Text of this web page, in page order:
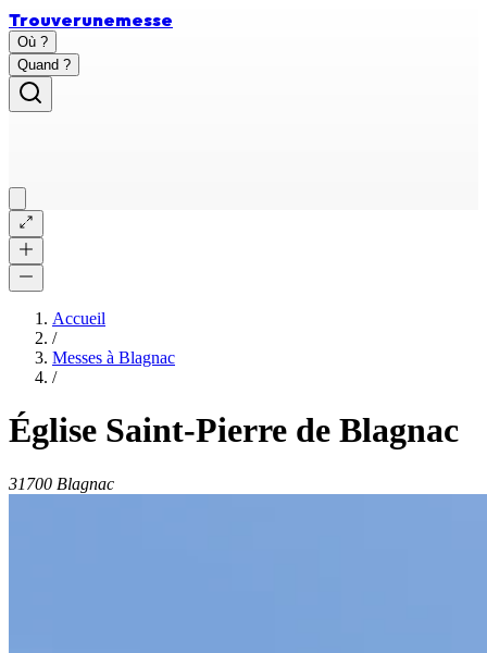
Trouverunemesse
Où ?
Quand ?
Accueil
/
Messes à Blagnac
/
Église Saint-Pierre de Blagnac
31700 Blagnac